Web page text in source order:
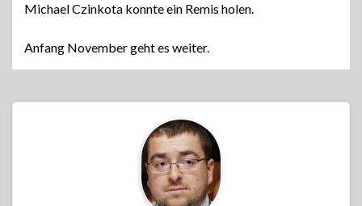
Michael Czinkota konnte ein Remis holen.
Anfang November geht es weiter.